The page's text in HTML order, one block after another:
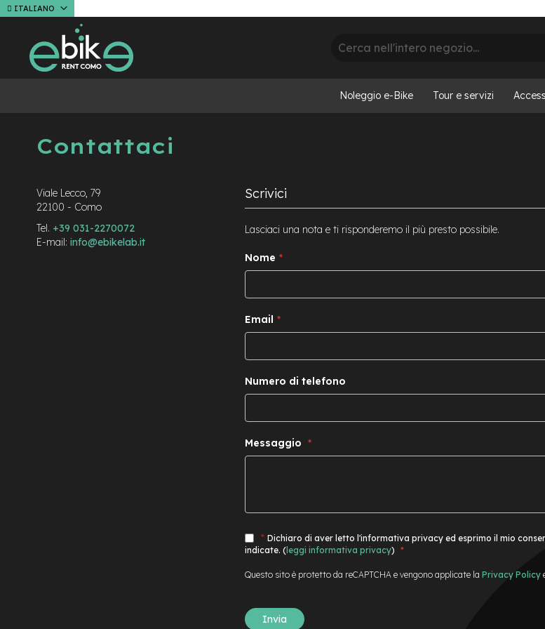
Salta
al
ITALIANO
Noleggio
e-
Noleggio e-Bike Tour e servizi
Contattaci
Viale Lecco, 79
22100 - Como
Tel. +39 031-2270072
E-mail: info@ebikelab.it
Scrivici
Lasciaci una nota e ti risponderemo il più presto possibile.
Nome
Email
Numero di telefono
Messaggio
Dichiaro di aver letto l'informativa privacy ed esprimo il mio
indicate. ( leggi informativa privacy)
Questo sito è protetto da reCAPTCHA e vengono applicate la Privacy Policy
Invia